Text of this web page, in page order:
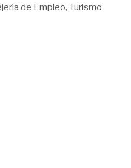
de Empleo, Turismo